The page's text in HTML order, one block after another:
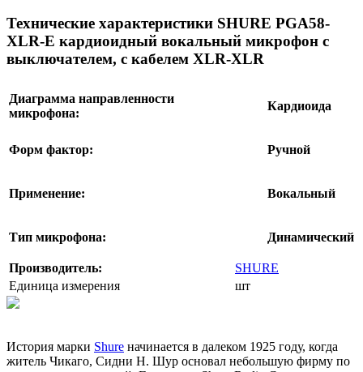
Технические характеристики SHURE PGA58-
XLR-E кардиоидный вокальный микрофон c
выключателем, с кабелем XLR-XLR
Диаграмма направленности
микрофона:
Кардиоида
Форм фактор: Ручной
Применение: Вокальный
Тип микрофона: Динамический
Производитель:
SHURE
Единица измерения
шт
История марки Shure начинается в далеком 1925 году, когда
житель Чикаго, Сидни Н. Шур основал небольшую фирму по